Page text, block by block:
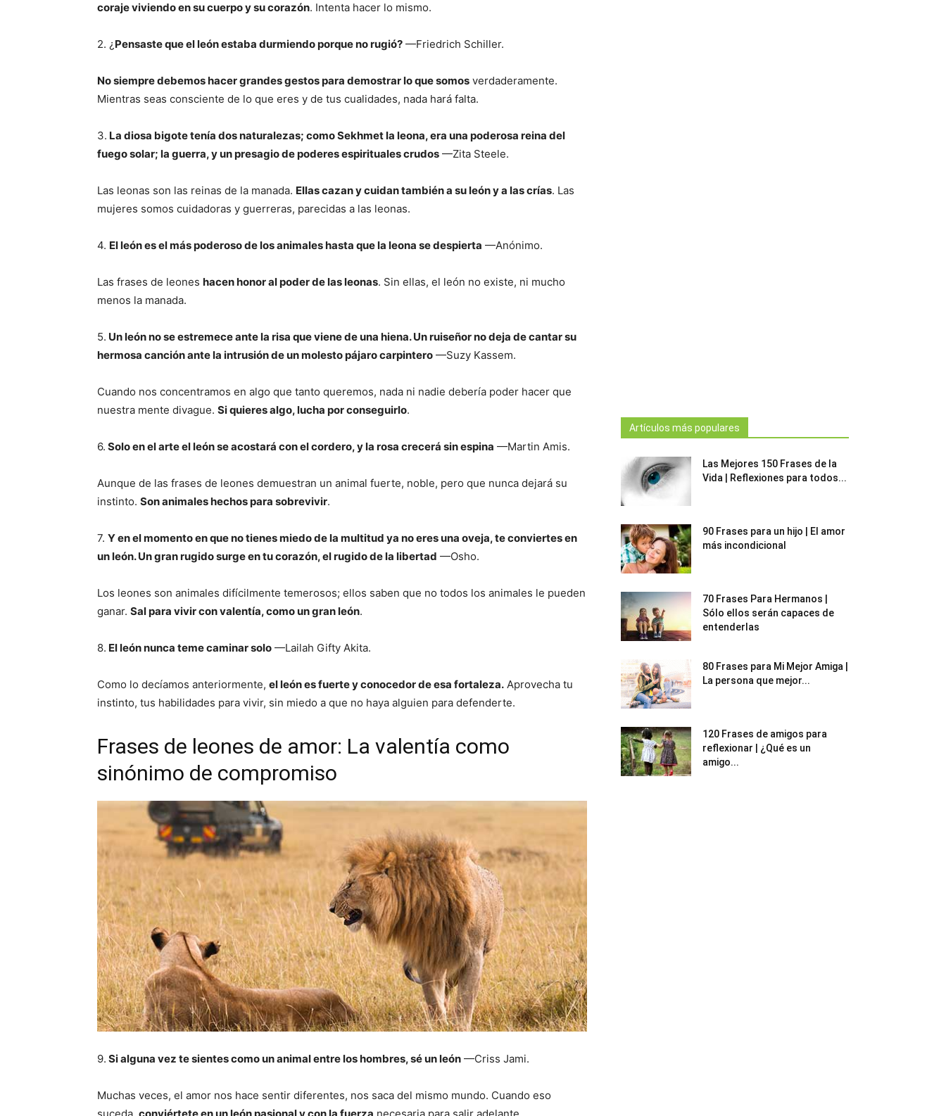
coraje viviendo en su cuerpo y su corazón. Intenta hacer lo mismo.
2. ¿ Pensaste que el león estaba durmiendo porque no rugió? —Friedrich Schiller.
No siempre debemos hacer grandes gestos para demostrar lo que somos verdaderamente.
Mientras seas consciente de lo que eres y de tus cualidades, nada hará falta.
3. La diosa bigote tenía dos naturalezas; como Sekhmet la leona, era una poderosa reina del
fuego solar; la guerra, y un presagio de poderes espirituales crudos —Zita Steele.
Las leonas son las reinas de la manada. Ellas cazan y cuidan también a su león y a las crías. Las
mujeres somos cuidadoras y guerreras, parecidas a las leonas.
4. El león es el más poderoso de los animales hasta que la leona se despierta —Anónimo.
Las frases de leones hacen honor al poder de las leonas. Sin ellas, el león no existe, ni mucho
menos la manada.
5. Un león no se estremece ante la risa que viene de una hiena. Un ruiseñor no deja de cantar su
hermosa canción ante la intrusión de un molesto pájaro carpintero —Suzy Kassem.
Cuando nos concentramos en algo que tanto queremos, nada ni nadie debería poder hacer que
nuestra mente divague. Si quieres algo, lucha por conseguirlo.
6. Solo en el arte el león se acostará con el cordero, y la rosa crecerá sin espina —Martin Amis.
Aunque de las frases de leones demuestran un animal fuerte, noble, pero que nunca dejará su
instinto. Son animales hechos para sobrevivir.
7. Y en el momento en que no tienes miedo de la multitud ya no eres una oveja, te conviertes en
un león. Un gran rugido surge en tu corazón, el rugido de la libertad —Osho.
Los leones son animales difícilmente temerosos; ellos saben que no todos los animales le pueden
ganar. Sal para vivir con valentía, como un gran león.
8. El león nunca teme caminar solo —Lailah Gifty Akita.
Como lo decíamos anteriormente, el león es fuerte y conocedor de esa fortaleza. Aprovecha tu
instinto, tus habilidades para vivir, sin miedo a que no haya alguien para defenderte.
Frases de leones de amor: La valentía como
sinónimo de compromiso
9. Si alguna vez te sientes como un animal entre los hombres, sé un león —Criss Jami.
Muchas veces, el amor nos hace sentir diferentes, nos saca del mismo mundo. Cuando eso
Artículos más populares
Las Mejores 150 Frases de la
Vida | Reflexiones para todos...
90 Frases para un hijo | El amor
más incondicional
70 Frases Para Hermanos |
Sólo ellos serán capaces de
entenderlas
80 Frases para Mi Mejor Amiga |
La persona que mejor...
120 Frases de amigos para
reflexionar | ¿Qué es un
amigo...